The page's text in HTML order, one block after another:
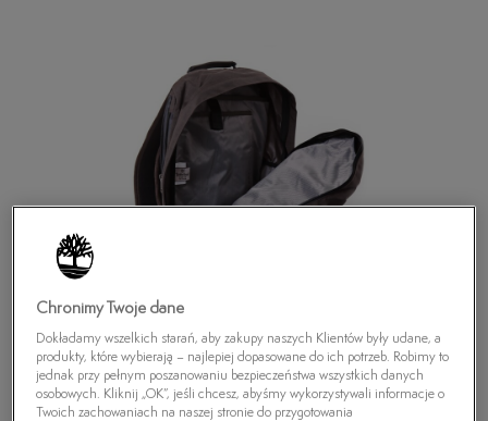
Chronimy Twoje dane
Dokładamy wszelkich starań, aby zakupy naszych Klientów były udane, a
produkty, które wybierają – najlepiej dopasowane do ich potrzeb. Robimy to
jednak przy pełnym poszanowaniu bezpieczeństwa wszystkich danych
osobowych. Kliknij „OK”, jeśli chcesz, abyśmy wykorzystywali informacje o
Twoich zachowaniach na naszej stronie do przygotowania